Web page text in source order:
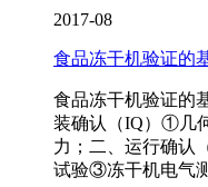
2017-08
食品冻干机验证的
食品冻干机​验证的
装确认（IQ）①几
力；二、运行确认
试验③冻干机电气